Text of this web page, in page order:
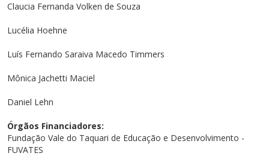
Cursos de Idiomas
Residências Médicas
Diplomados
Trabalhe Conosco
Univates & Você - Comunidade
Orquestra Gustavo Adolfo Univates
Escolas
Claucia Fernanda Volken de Souza
Lucélia Hoehne
Luís Fernando Saraiva Macedo Timmers
Mônica Jachetti Maciel
Daniel Lehn
Órgãos Financiadores:
Fundação Vale do Taquari de Educação e Desenvolvimento -
FUVATES